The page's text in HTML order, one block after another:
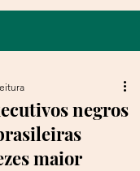
negros
maior